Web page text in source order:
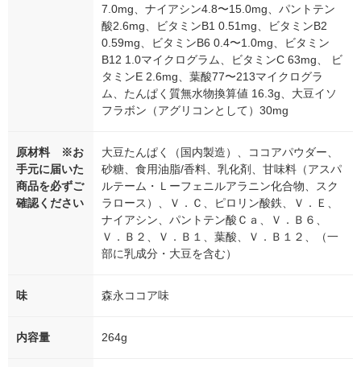
7.0mg、ナイアシン4.8〜15.0mg、パントテン
酸2.6mg、ビタミンB1 0.51mg、ビタミンB2
0.59mg、ビタミンB6 0.4〜1.0mg、ビタミン
B12 1.0マイクログラム、ビタミンC 63mg、 ビ
タミンE 2.6mg、葉酸77〜213マイクログラ
ム、たんぱく質無水物換算値 16.3g、大豆イソ
フラボン（アグリコンとして）30mg
原材料 ※お
手元に届いた
商品を必ずご
確認ください
大豆たんぱく（国内製造）、ココアパウダー、
砂糖、食用油脂/香料、乳化剤、甘味料（アスパ
ルテーム・Ｌーフェニルアラニン化合物、スク
ラロース）、Ｖ．Ｃ、ピロリン酸鉄、Ｖ．Ｅ、
ナイアシン、パントテン酸Ｃａ、Ｖ．Ｂ６、
Ｖ．Ｂ２、Ｖ．Ｂ１、葉酸、Ｖ．Ｂ１２、（一
部に乳成分・大豆を含む）
味 森永ココア味
内容量 264g